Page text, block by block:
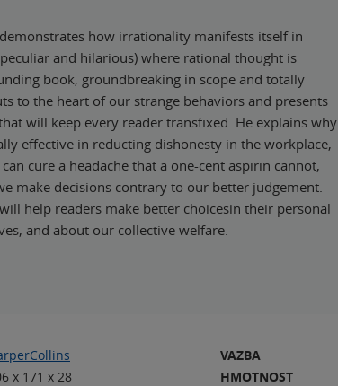
how irrationality manifests itself in
and hilarious) where rational thought is
book, groundbreaking in scope and totally
to the heart of our strange behaviors and presents
will keep every reader transfixed. He explains why
effective in reducting dishonesty in the workplace,
cure a headache that a one-cent aspirin cannot,
make decisions contrary to our better judgement.
help readers make better choicesin their personal
and about our collective welfare.
x 171 x 28
VAZBA
HMOTNOST